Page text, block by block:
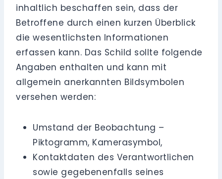
inhaltlich beschaffen sein, dass der
Betroffene durch einen kurzen Überblick
die wesentlichsten Informationen
erfassen kann. Das Schild sollte folgende
Angaben enthalten und kann mit
allgemein anerkannten Bildsymbolen
versehen werden:
Umstand der Beobachtung –
Piktogramm, Kamerasymbol,
Kontaktdaten des Verantwortlichen
sowie gegebenenfalls seines